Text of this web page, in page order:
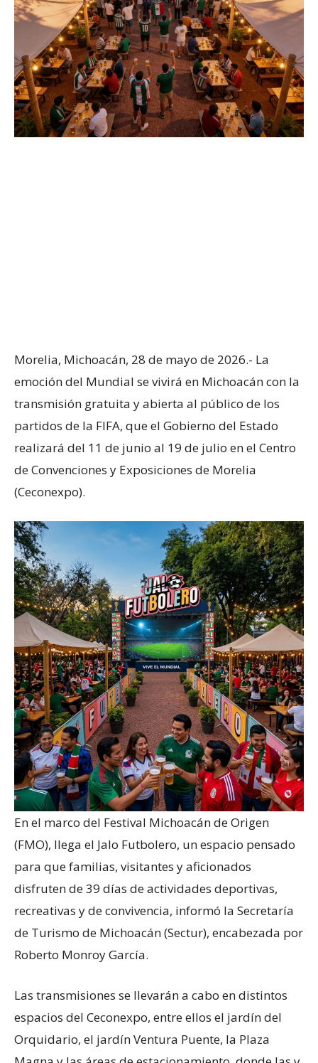
Morelia, Michoacán, 28 de mayo de 2026.- La
emoción del Mundial se vivirá en Michoacán con la
transmisión gratuita y abierta al público de los
partidos de la FIFA, que el Gobierno del Estado
realizará del 11 de junio al 19 de julio en el Centro
de Convenciones y Exposiciones de Morelia
(Ceconexpo).
En el marco del Festival Michoacán de Origen
(FMO), llega el Jalo Futbolero, un espacio pensado
para que familias, visitantes y aficionados
disfruten de 39 días de actividades deportivas,
recreativas y de convivencia, informó la Secretaría
de Turismo de Michoacán (Sectur), encabezada por
Roberto Monroy García.
Las transmisiones se llevarán a cabo en distintos
espacios del Ceconexpo, entre ellos el jardín del
Orquidario, el jardín Ventura Puente, la Plaza